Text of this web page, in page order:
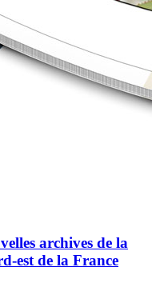
archives de la
est de la France